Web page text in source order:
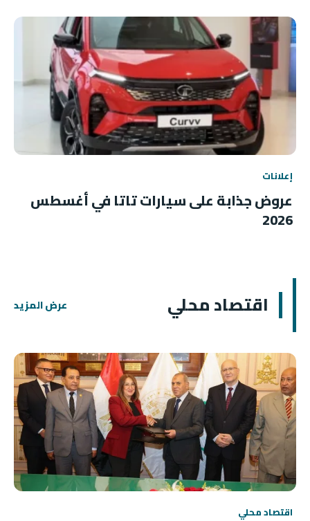
إعلانات
عروض جذابة على سيارات تاتا في أغسطس
2026
اقتصاد محلي عرض المزيد
اقتصاد محلي